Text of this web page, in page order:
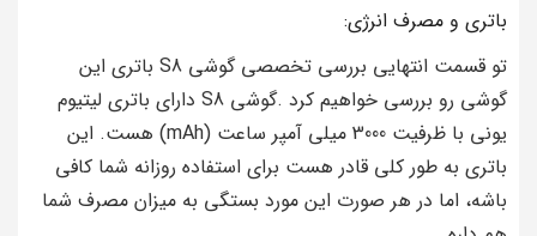
باتری و مصرف انرژی:
تو قسمت انتهایی بررسی تخصصی گوشی S8 باتری این
گوشی رو بررسی خواهیم کرد .گوشی S8 دارای باتری لیتیوم
یونی با ظرفیت 3000 میلی آمپر ساعت (mAh) هست. این
باتری به طور کلی قادر هست برای استفاده روزانه شما کافی
باشه، اما در هر صورت این مورد بستگی به میزان مصرف شما